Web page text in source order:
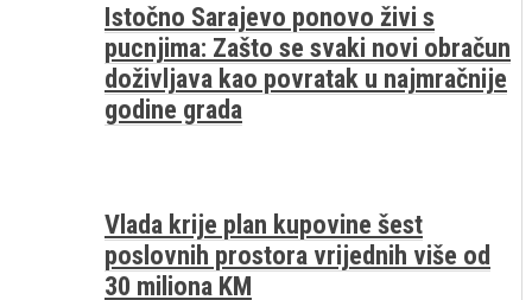
Istočno Sarajevo ponovo živi s
pucnjima: Zašto se svaki novi obračun
doživljava kao povratak u najmračnije
godine grada
Vlada krije plan kupovine šest
poslovnih prostora vrijednih više od
30 miliona KM